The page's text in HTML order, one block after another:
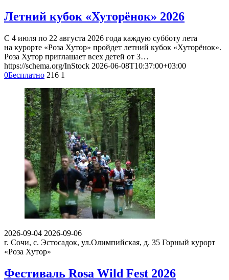
Летний кубок «Хуторёнок» 2026
С 4 июля по 22 августа 2026 года каждую субботу лета
на курорте «Роза Хутор» пройдет летний кубок «Хуторёнок».
Роза Хутор приглашает всех детей от 3…
https://schema.org/InStock 2026-06-08T10:37:00+03:00
0Бесплатно 216 1
2026-09-04 2026-09-06
г. Сочи, с. Эстосадок, ул.Олимпийская, д. 35 Горный курорт
«Роза Хутор»
Фестиваль Rosa Wild Fest 2026